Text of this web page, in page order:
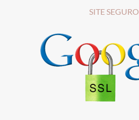
SITE SEGURO